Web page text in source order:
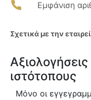
Εμφάνιση
Σχετικά με την
ιστότοπους
Μόνο οι